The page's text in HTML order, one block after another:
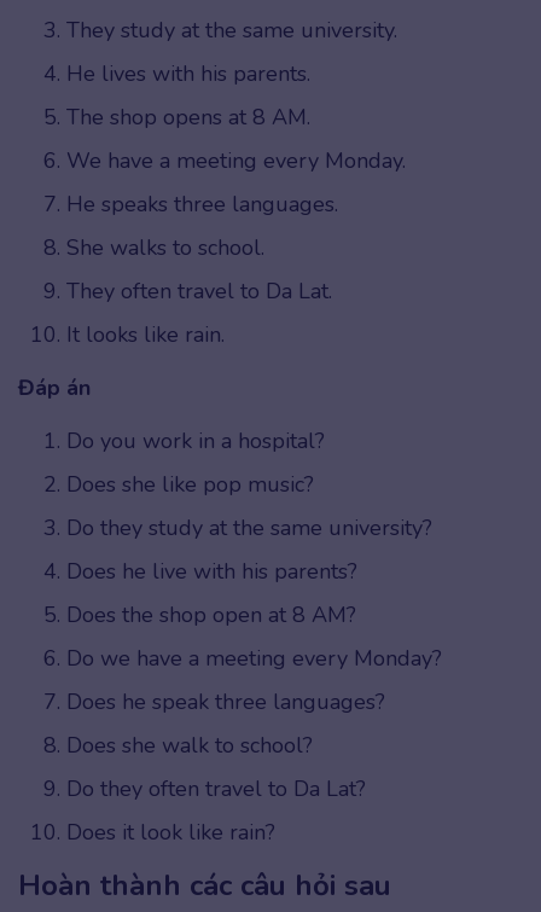
They study at the same university.
He lives with his parents.
The shop opens at 8 AM.
We have a meeting every Monday.
He speaks three languages.
She walks to school.
They often travel to Da Lat.
It looks like rain.
Đáp án
Do you work in a hospital?
Does she like pop music?
Do they study at the same university?
Does he live with his parents?
Does the shop open at 8 AM?
Do we have a meeting every Monday?
Does he speak three languages?
Does she walk to school?
Do they often travel to Da Lat?
Does it look like rain?
Hoàn thành các câu hỏi sau